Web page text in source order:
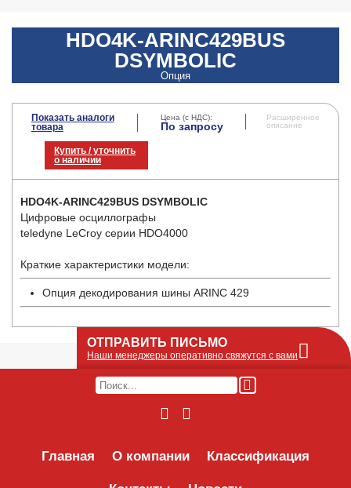
HDO4K-ARINC429BUS
DSYMBOLIC
Опция
Показать аналоги
товара
Цена (с НДС):
По запросу
Расширенное
описание
Купить / уточнить
о наличии
HDO4K-ARINC429BUS DSYMBOLIC
Цифровые осциллографы
teledyne LeCroy серии HDO4000
Краткие характеристики модели:
Опция декодирования шины ARINC 429
Главная О компании Классификация
ОТПРАВИТЬ ПИСЬМО
Наши менеджеры оперативно свяжутся с вами
Оставьте Ваше сообщение или запрос по
его получим по e-mail и оперативно ответим!